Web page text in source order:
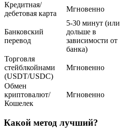
Копирование торговли
Присоединяйтесь к лучшим
Кредитная/
дебетовая карта
Мгновенно
Банковский
перевод
5-30 минут (или
дольше в
зависимости от
банка)
Торговля
стейблкойнами
(USDT/USDC)
Мгновенно
Обмен
криптовалют/
Кошелек
Мгновенно
Какой метод лучший?